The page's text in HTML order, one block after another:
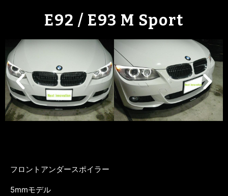
E92 / E93 M Sport
フロントアンダースポイラー
5mmモデル